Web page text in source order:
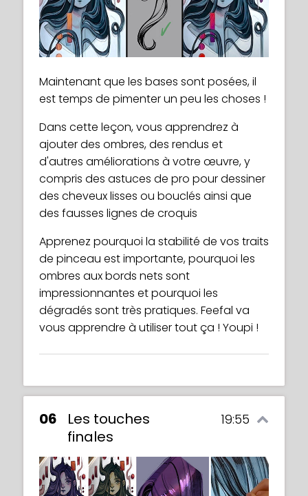
Maintenant que les bases sont posées, il
est temps de pimenter un peu les choses !
Dans cette leçon, vous apprendrez à
ajouter des ombres, des rendus et
d'autres améliorations à votre œuvre, y
compris des astuces de pro pour dessiner
des cheveux lisses ou bouclés ainsi que
des fausses lignes de croquis
Apprenez pourquoi la stabilité de vos traits
de pinceau est importante, pourquoi les
ombres aux bords nets sont
impressionnantes et pourquoi les
dégradés sont très pratiques. Feefal va
vous apprendre à utiliser tout ça ! Youpi !
06
Les touches
finales
19:55